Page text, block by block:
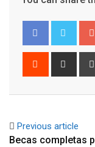
Reddit
Share
Previous article
Becas completas